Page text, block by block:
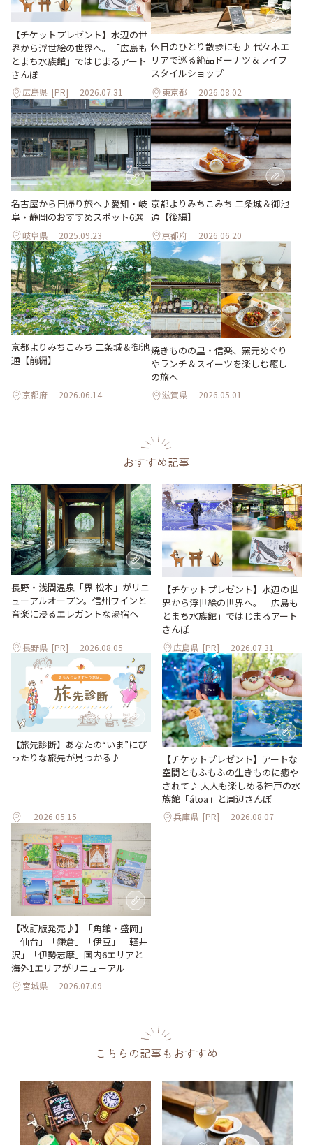
【チケットプレゼント】水辺の世
界から浮世絵の世界へ。「広島も
とまち水族館」ではじまるアート
さんぽ
広島県 [PR] 2026.07.31
休日のひとり散歩にも♪ 代々木エ
リアで巡る絶品ドーナツ＆ライフ
スタイルショップ
東京都 2026.08.02
名古屋から日帰り旅へ♪愛知・岐
阜・静岡のおすすめスポット6選
岐阜県 2025.09.23
京都よりみちこみち 二条城＆御池
通【後編】
京都府 2026.06.20
京都よりみちこみち 二条城＆御池
通【前編】
京都府 2026.06.14
焼きものの里・信楽、窯元めぐり
やランチ＆スイーツを楽しむ癒し
の旅へ
滋賀県 2026.05.01
おすすめ記事
長野・浅間温泉「界 松本」がリニ
ューアルオープン。信州ワインと
音楽に浸るエレガントな湯宿へ
長野県 [PR] 2026.08.05
【チケットプレゼント】水辺の世
界から浮世絵の世界へ。「広島も
とまち水族館」ではじまるアート
さんぽ
広島県 [PR] 2026.07.31
【旅先診断】あなたの“いま”にぴ
ったりな旅先が見つかる♪
2026.05.15
【チケットプレゼント】アートな
空間ともふもふの生きものに癒や
されて♪ 大人も楽しめる神戸の水
族館「átoa」と周辺さんぽ
兵庫県 [PR] 2026.08.07
【改訂版発売♪】「角館・盛岡」
「仙台」「鎌倉」「伊豆」「軽井
沢」「伊勢志摩」国内6エリアと
海外1エリアがリニューアル
宮城県 2026.07.09
こちらの記事もおすすめ